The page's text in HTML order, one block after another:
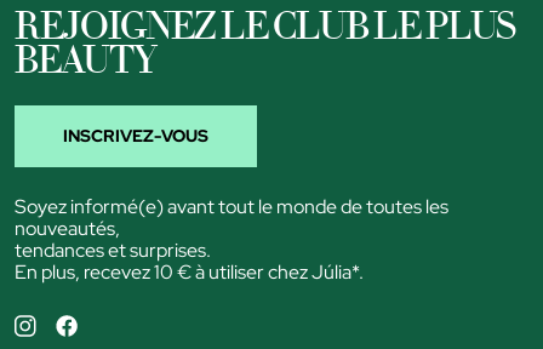
REJOIGNEZ LE CLUB LE PLUS
BEAUTY
INSCRIVEZ-VOUS
Soyez informé(e) avant tout le monde de toutes les
nouveautés,
tendances et surprises.
En plus, recevez 10 € à utiliser chez Júlia*.